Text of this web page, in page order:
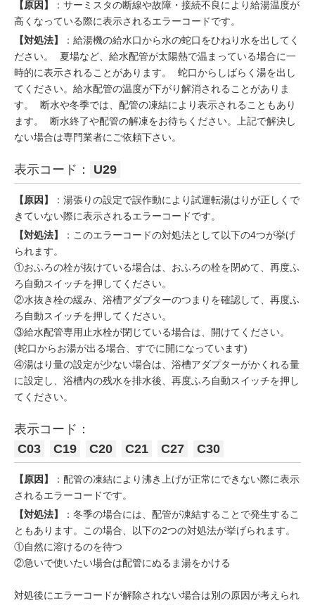
【原因】
：サーミスタの断線や故障・接続不良により給湯温度が
高くなっている際に表示されるエラーコードです。
【対処法】
：給湯機の給水口から水の蛇口をひねり水を出してく
ださい。 夏場など、給水配管が太陽熱で温まっている場合に一
時的に表示されることがあります。 蛇口からしばらく湯を出し
てください。給水配管の温度が下がり解消されることがありま
す。 断水や冬季では、配管の凍結により表示されることもあり
ます。 断水終了や配管の解凍をお待ちください。上記で解決し
ない場合は専門業者にご依頼下さい。
表示コード： U29
【原因】
：湯張りの設定で誤作動により試運転湯はりが正しくで
きていない際に表示されるエラーコードです。
【対処法】
：このエラーコードの対処法として以下の4つが挙げ
られます。
①おふろの栓が抜けている場合は、おふろの栓を閉めて、再度ふ
ろ自動スイッチを押してください。
②水抜き栓の緩み、浴槽アダプターのつまりを確認して、再度ふ
ろ自動スイッチを押してください。
③給水配管専用止水栓が閉じている場合は、開けてください。
(蛇口からお湯が出る場合、すでに開になっています)
④湯はり量の設定が少ない場合は、浴槽アダプターがかくれる量
に設定し、浴槽内の残水を排水後、再度ふろ自動スイッチを押し
てください。
表示コード：
C03
C19 C20 C21 C27 C30
【原因】
：配管の凍結により沸き上げが正常にできない際に表示
されるエラーコードです。
【対処法】
：冬季の場合には、配管が凍結することで発生するこ
ともあります。この場合、以下の2つの対処法が挙げられます。
①自然に溶けるのを待つ
②急いで使いたい場合は配管にぬるま湯をかける
対処後にエラーコードが解除されない場合は別の原因が考えられ